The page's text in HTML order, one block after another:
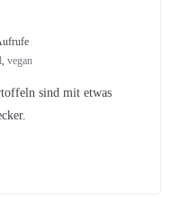
, vegan
sind mit etwas